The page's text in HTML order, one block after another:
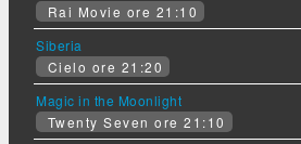
Rai Movie ore 21:10
Siberia
Cielo ore 21:20
Magic in the Moonlight
Twenty Seven ore 21:10